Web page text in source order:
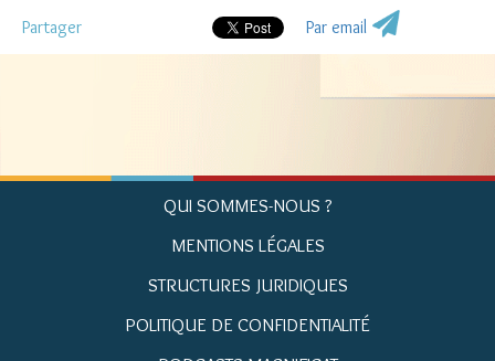
Partager Par email
QUI SOMMES-NOUS ?
MENTIONS LÉGALES
STRUCTURES JURIDIQUES
POLITIQUE DE CONFIDENTIALITÉ